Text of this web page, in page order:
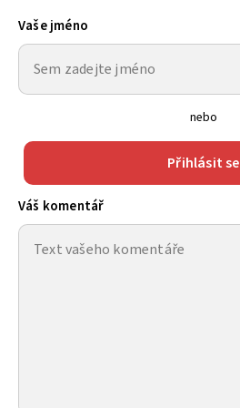
Vaše jméno
nebo
Přihlásit se
Váš komentář